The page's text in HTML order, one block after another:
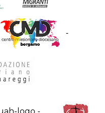
-